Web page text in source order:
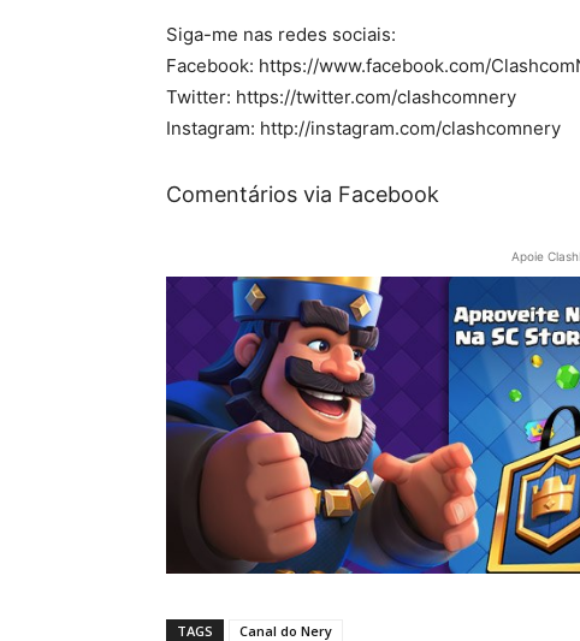
Siga-me nas redes sociais:
Facebook: https://www.facebook.com/
Twitter: https://twitter.com/clashcomnery
Instagram: http://instagram.com/clashcomnery
Comentários via Facebook
Apoie
TAGS Canal do Nery